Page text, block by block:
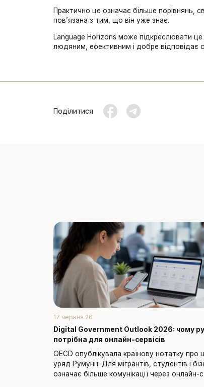
Практично це означає більше порівнянь,
пов’язана з тим, що він уже знає.
Language Horizons може підкреслювати
людяним, ефективним і добре відповідає
Поділитися
17 червня 26
Digital Government Outlook 2026: чому
потрібна для онлайн-сервісів
OECD опублікувала країнову нотатку про
уряд Румунії. Для мігрантів, студентів і
означає більше комунікації через онлайн-